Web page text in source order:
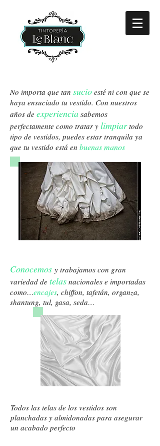
No importa que tan sucio esté ni con que se
haya ensuciado tu vestido. Con nuestros
años de experiencia sabemos
perfectamente como tratar y limpiartodo
tipo de vestidos, puedes estar tranquila ya
que tu vestido está en buenas manos
Conocemos y trabajamos con gran
variedad de telas nacionales e importadas
como…encajes, chiffon, tafetán, organza,
shantung, tul, gasa, seda…
Todos las telas de los vestidos son
planchadas y almidonadas para asegurar
un acabado perfecto